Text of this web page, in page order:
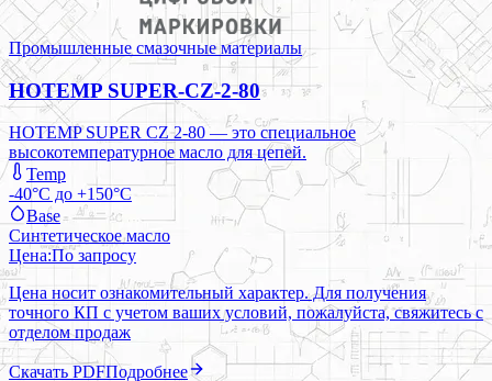
Промышленные смазочные материалы
HOTEMP SUPER-CZ-2-80
HOTEMP SUPER CZ 2-80 — это специальное
высокотемпературное масло для цепей.
Temp
-40°C до +150°C
Base
Синтетическое масло
Цена:По запросу
Цена носит ознакомительный характер. Для получения
точного КП с учетом ваших условий, пожалуйста, свяжитесь с
отделом продаж
Скачать PDFПодробнее